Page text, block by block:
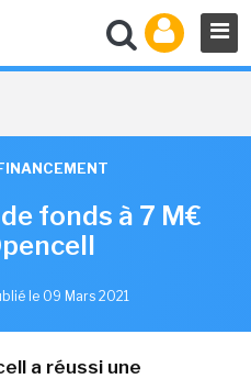
fonds à 7 M€
le 09 Mars 2021
a réussi une